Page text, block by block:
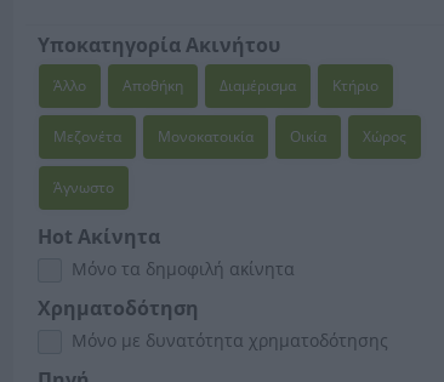
Υποκατηγορία Ακινήτου
Άλλο Αποθήκη Διαμέρισμα Κτήριο
Μεζονέτα Μονοκατοικία Οικία Χώρος
Άγνωστο
Hot Ακίνητα
Μόνο τα δημοφιλή ακίνητα
Χρηματοδότηση
Μόνο με δυνατότητα χρηματοδότησης